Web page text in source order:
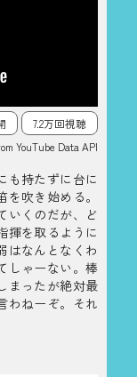
7.2万回視聴
YouTube Data API
も持たずに台に
吹き始める。
いくのだが、ど
揮を取るように
はなんとなくわ
しゃーない。棒
まったが絶対最
わねーぞ。それ